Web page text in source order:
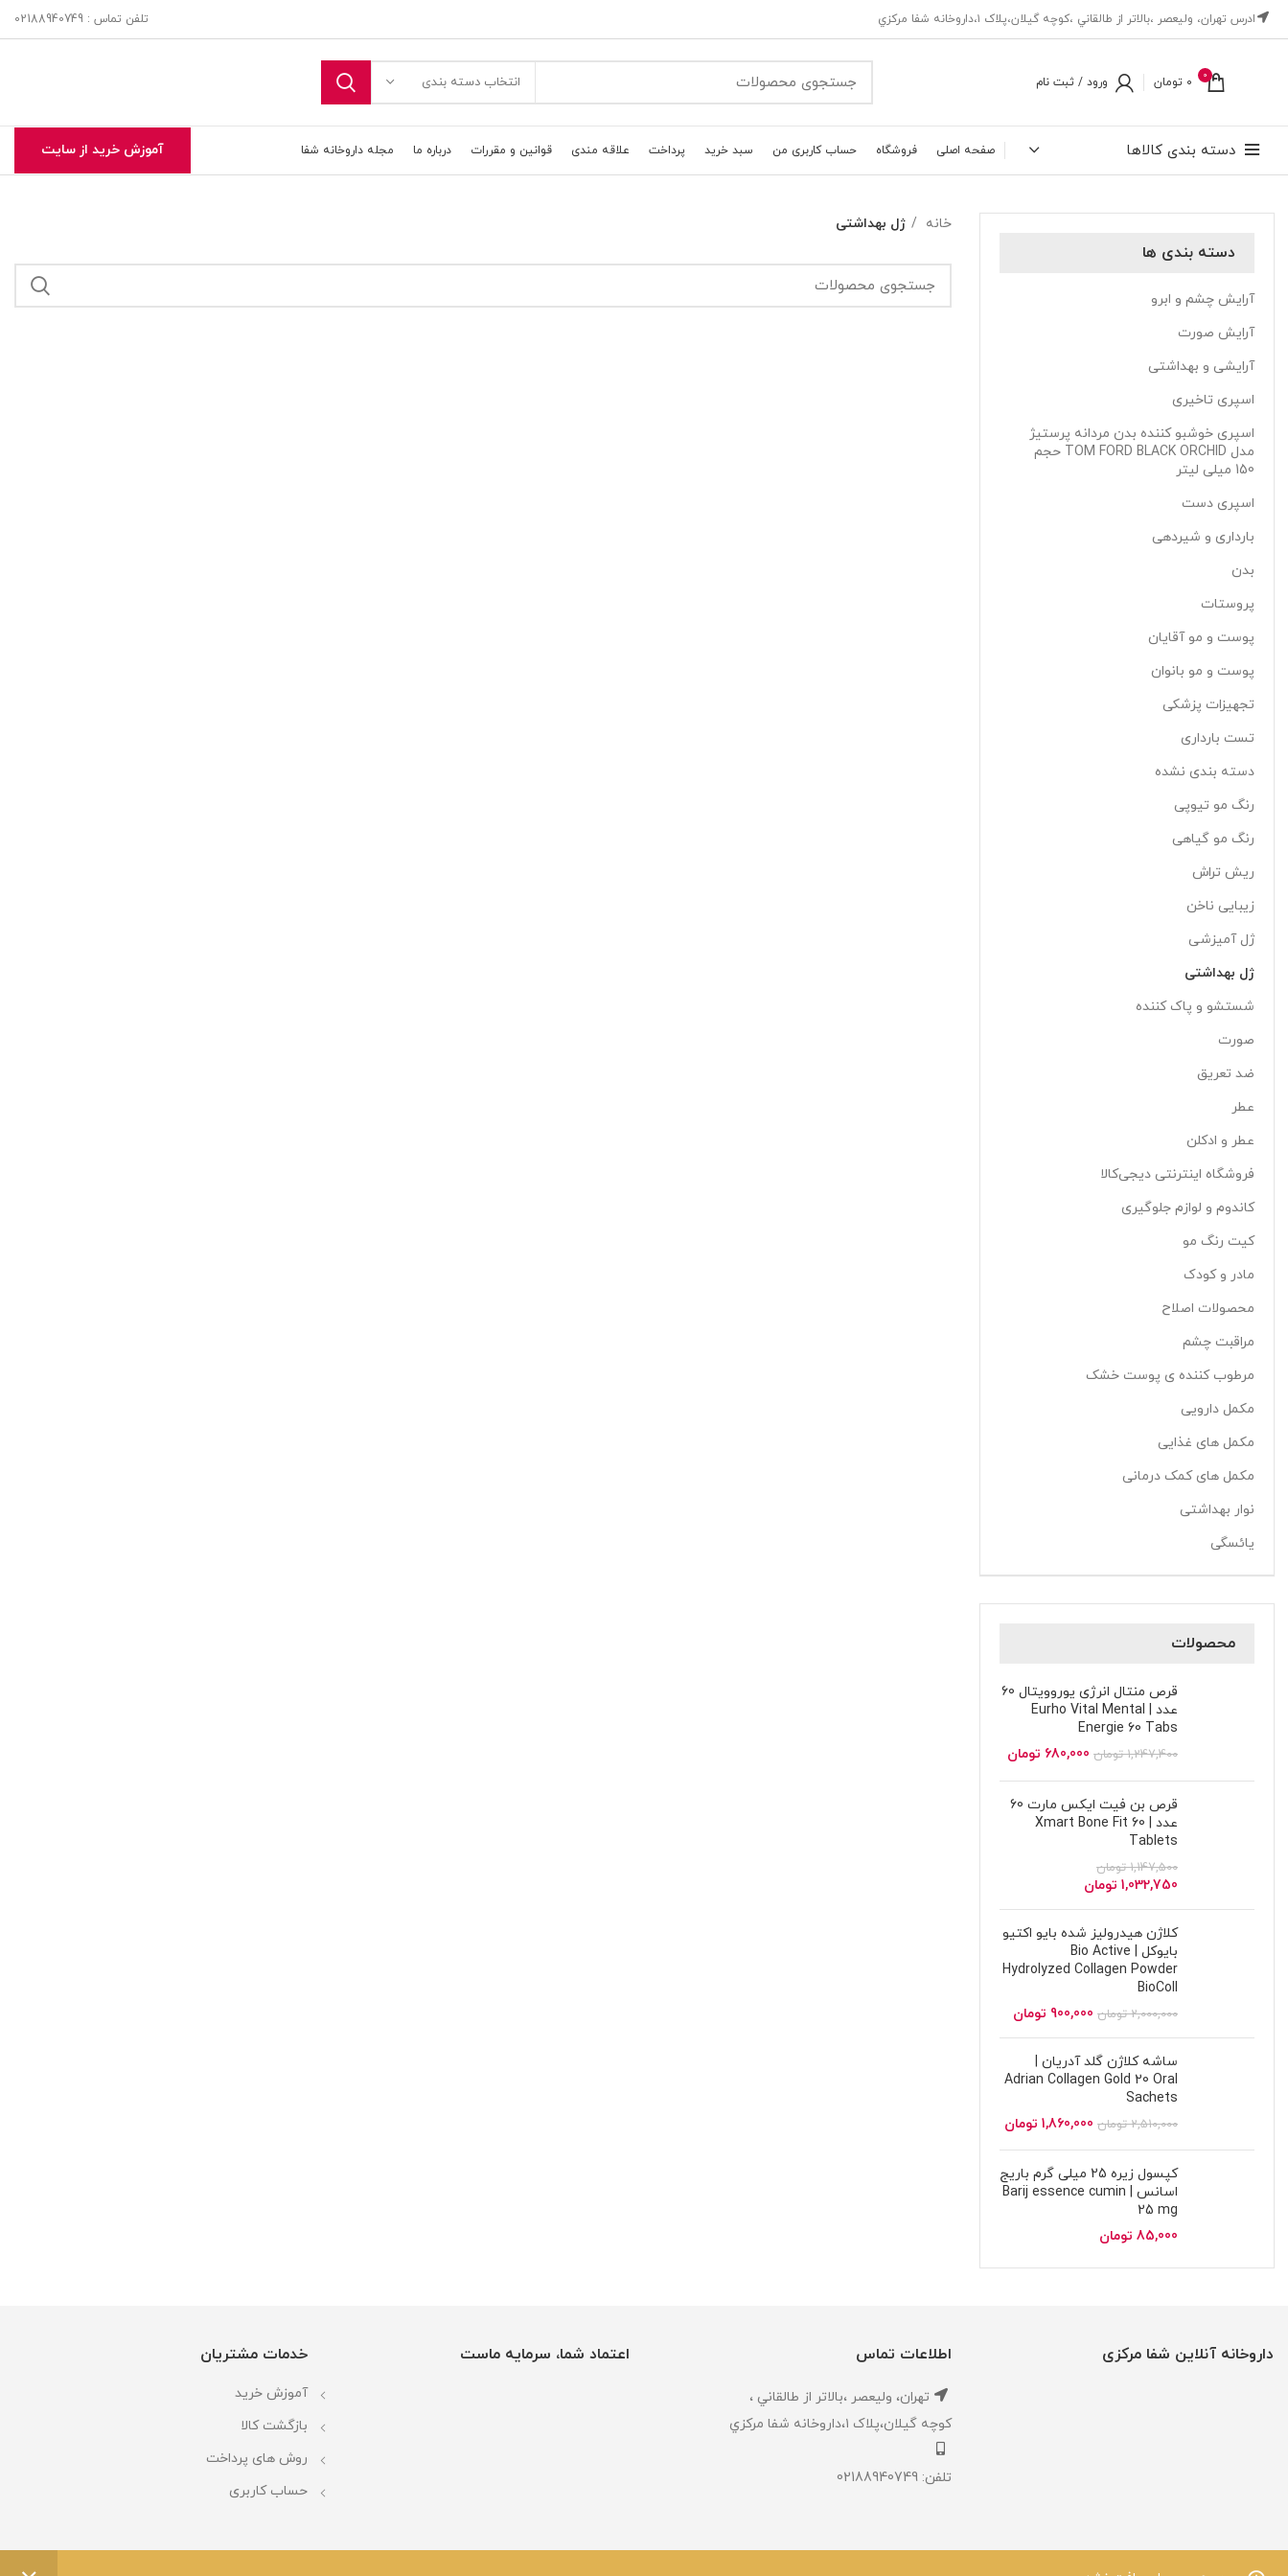
ادرس تهران، ‎وليعصر ،بالاتر از طالقاني ،كوچه گيلان،پلاک ۱،داروخانه شفا مركزي تلفن تماس : 02188940749
0
0 تومان ورود / ثبت نام انتخاب دسته بندی
دسته بندی کالاها صفحه اصلی فروشگاه حساب کاربری من سبد خرید پرداخت علاقه مندی قوانین و مقررات درباره ما مجله داروخانه شفا آموزش خرید از سایت
دسته بندی ها
آرایش چشم و ابرو
آرایش صورت
آرایشی و بهداشتی
اسپری تاخیری
اسپری خوشبو کننده بدن مردانه پرستیژ
مدل TOM FORD BLACK ORCHID حجم
150 میلی لیتر
اسپری دست
بارداری و شیردهی
بدن
پروستات
پوست و مو آقایان
پوست و مو بانوان
تجهیزات پزشکی
تست بارداری
دسته بندی نشده
رنگ مو تیوپی
رنگ مو گیاهی
ریش تراش
زیبایی ناخن
ژل آمیزشی
ژل بهداشتی
شستشو و پاک کننده
صورت
ضد تعریق
عطر
عطر و ادکلن
فروشگاه اینترنتی دیجی‌کالا
کاندوم و لوازم جلوگیری
کیت رنگ مو
مادر و کودک
محصولات اصلاح
مراقبت چشم
مرطوب کننده ی پوست خشک
مکمل دارویی
مکمل های غذایی
مکمل های کمک درمانی
نوار بهداشتی
یائسگی
محصولات
قرص منتال انرژی یوروویتال 60
عدد | Eurho Vital Mental
Energie 60 Tabs
1,247,400 تومان 680,000 تومان
قرص بن فیت ایکس مارت 60
عدد | Xmart Bone Fit 60
Tablets
1,147,500 تومان
1,032,750 تومان
کلاژن هیدرولیز شده بایو اکتیو
بایوکل | Bio Active
Hydrolyzed Collagen Powder
BioColl
2,000,000 تومان 900,000 تومان
ساشه کلاژن گلد آدریان |
Adrian Collagen Gold 20 Oral
Sachets
2,510,000 تومان 1,860,000 تومان
کپسول زیره 25 میلی گرم باریج
اسانس | Barij essence cumin
25 mg
85,000 تومان
خانه ژل بهداشتی
داروخانه آنلاین شفا مرکزی اطلاعات تماس
تهران، ‎وليعصر ،بالاتر از طالقاني ،
كوچه گيلان،پلاک ۱،داروخانه شفا مركزي
تلفن: 02188940749
اعتماد شما، سرمایه ماست خدمات مشتریان
آموزش خرید
بازگشت کالا
روش های پرداخت
حساب کاربری